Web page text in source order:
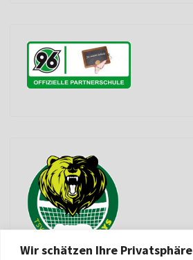
Wir schätzen Ihre Privatsphäre